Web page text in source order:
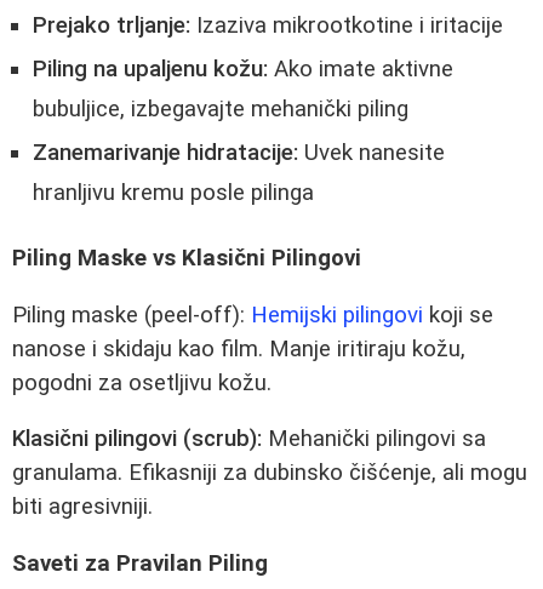
Prejako trljanje: Izaziva mikrootkotine i iritacije
Piling na upaljenu kožu: Ako imate aktivne
bubuljice, izbegavajte mehanički piling
Zanemarivanje hidratacije: Uvek nanesite
hranljivu kremu posle pilinga
Piling Maske vs Klasični Pilingovi
Piling maske (peel-off): Hemijski pilingovi koji se
nanose i skidaju kao film. Manje iritiraju kožu,
pogodni za osetljivu kožu.
Klasični pilingovi (scrub): Mehanički pilingovi sa
granulama. Efikasniji za dubinsko čišćenje, ali mogu
biti agresivniji.
Saveti za Pravilan Piling